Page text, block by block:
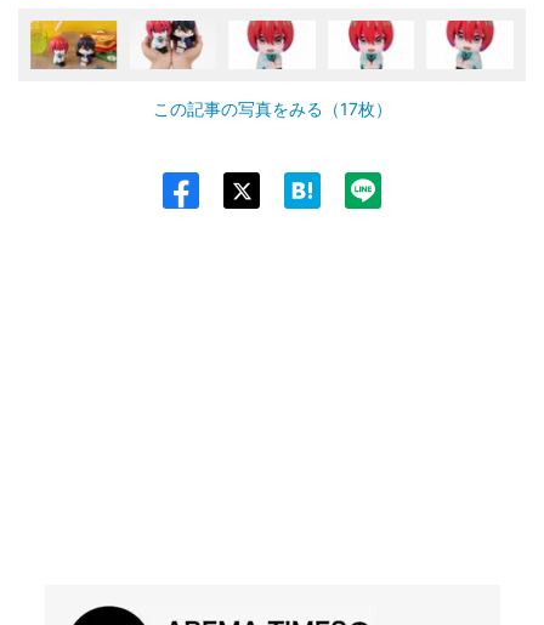
この記事の写真をみる（17枚）